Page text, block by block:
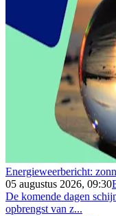
Energieweerbericht:
05 augustus 2026, 09:30
De komende dagen
opbrengst van z...